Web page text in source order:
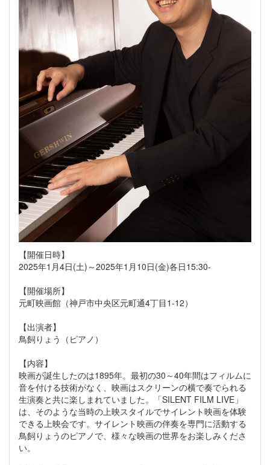
【開催日時】
2025年1月4日(土)～2025年1月10日(金)各日15:30-
【開催場所】
元町映画館（神戸市中央区元町通4丁目1-12）
【出演者】
鳥飼りょう（ピアノ）
【内容】
映画が誕生したのは1895年。最初の30～40年間はフィルムに
音を付ける技術がなく、映画はスクリーンの横で奏でられる
生演奏と共に楽しまれていました。「SILENT FILM LIVE」
は、そのような当時の上映スタイルでサイレント映画を体験
できる上映会です。サイレント映画の伴奏を専門に活動する
鳥飼りょうのピアノで、様々な映画の世界をお楽しみくださ
い。